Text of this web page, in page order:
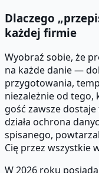
Dlaczego
każdej firmie
Wyobraź sobie, że
na każde danie —
przygotowania,
niezależnie od
gość zawsze
działa ochrona
spisanego,
Cię przez wszystkie
W 2026 roku